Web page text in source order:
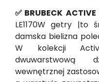
✅BRUBECK
LE1170W getry |to
damska bielizna
W kolekcji
dwuwarstwową
wewnętrznej